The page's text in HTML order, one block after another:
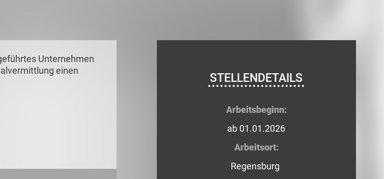
Unternehmen
einen
STELLENDETAILS
Arbeitsbeginn:
ab 01.01.2026
Arbeitsort:
Regensburg